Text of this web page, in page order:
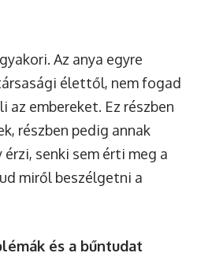
Az anya egyre
élettől, nem fogad
az embereket. Ez részben
részben pedig annak
senki sem érti meg a
miről beszélgetni a
és a bűntudat